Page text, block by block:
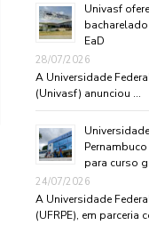
Univasf
EaD
28/07/2026
A Universidade
(Univasf) anunciou …
para curso
24/07/2026
A Universidade
(UFRPE), em parceria